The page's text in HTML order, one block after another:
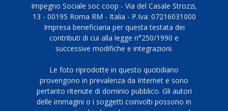
Impegno Sociale soc coop - Via del Casale Strozzi,
13 - 00195 Roma RM - Italia - P.Iva: 07216031000
Impresa beneficiaria per questa testata dei
contributi di cui alla legge n°250/1990 e
successive modifiche e integrazioni.
Le foto riprodotte in questo quotidiano
provengono in prevalenza da Internet e sono
pertanto ritenute di dominio pubblico. Gli autori
delle immagini o i soggetti coinvolti possono in